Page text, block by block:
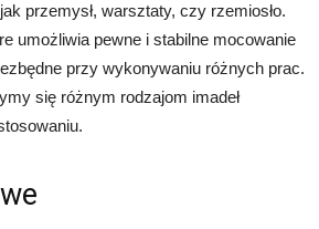
przemysł, warsztaty, czy rzemiosło.
umożliwia pewne i stabilne mocowanie
przy wykonywaniu różnych prac.
się różnym rodzajom imadeł